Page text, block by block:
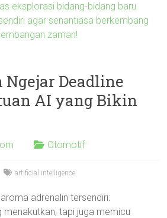
eksplorasi bidang-bidang baru
agar senantiasa berkembang
zaman!
Ngejar Deadline
AI yang Bikin
Otomotif
artificial intelligence
adrenalin tersendiri:
menakutkan, tapi juga memicu